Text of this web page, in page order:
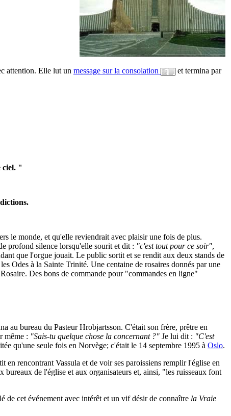
attention. Elle lut un message sur la consolation
et termina par
ciel. "
le monde, et qu'elle reviendrait avec plaisir une fois de plus.
profond silence lorsqu'elle sourit et dit : "c'est tout pour ce soir",
que l'orgue jouait. Le public sortit et se rendit aux deux stands de
Odes à la Sainte Trinité. Une centaine de rosaires donnés par une
Des bons de commande pour "commandes en ligne"
au bureau du Pasteur Hrobjartsson. C'était son frère, prêtre en
même : "Sais-tu quelque chose la concernant ?" Je lui dit : "C'est
qu'une seule fois en Norvège; c'était le 14 septembre 1995 à Oslo.
rencontrant Vassula et de voir ses paroissiens remplir l'église en
de l'église et aux organisateurs et, ainsi, "les ruisseaux font
de cet événement avec intérêt et un vif désir de connaître la Vraie